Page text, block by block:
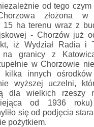
od tego czym
złożona w
15 ha terenu wraz z
- Chorzów już
iż Wydział Radia
na granicy z
w Chorzowie
innych ośrodków
wyższej uczelni,
dla wielkich rzeszy
od 1936 roku)
się od podjęcia
pożytkiem.